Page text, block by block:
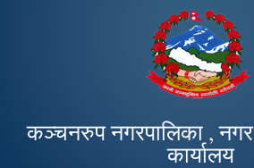
Skip to
main
content
कञ्चनरुप नगरपालिका , नगर
कार्यालय